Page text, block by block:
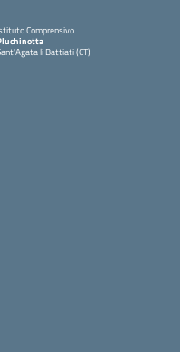
Comprensivo
li Battiati (CT)
— Visita la pagina iniziale della scuola